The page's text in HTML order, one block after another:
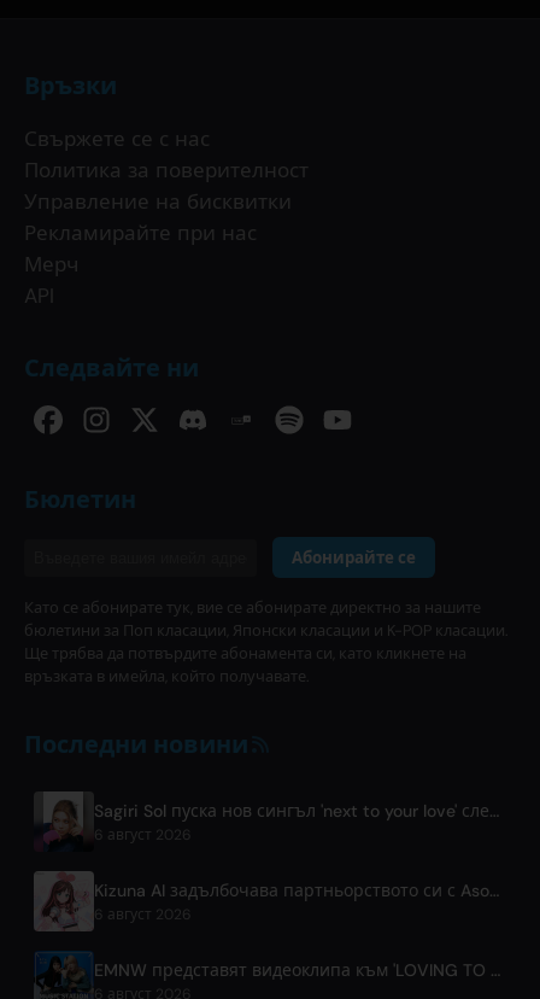
Връзки
Свържете се с нас
Политика за поверителност
Управление на бисквитки
Рекламирайте при нас
Мерч
API
Следвайте ни
Бюлетин
Абонирайте се
Като се абонирате тук, вие се абонирате директно за нашите
бюлетини за Поп класации, Японски класации и K-POP класации.
Ще трябва да потвърдите абонамента си, като кликнете на
връзката в имейла, който получавате.
Последни новини
Sagiri Sol пуска нов сингъл 'next to your love' след пауза
6 август 2026
Kizuna AI задълбочава партньорството си с Asobisystem пред 10-годишния си световен тур
6 август 2026
EMNW представят видеоклипа към 'LOVING TO GET US BY' на 7 август
6 август 2026